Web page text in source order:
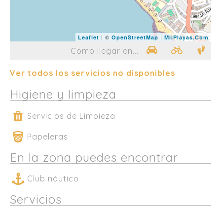
Leaflet | © OpenStreetMap | MilPlayas.Com
Como llegar en...
Ver todos los servicios no disponibles
Higiene y limpieza
Servicios de Limpieza
Papeleras
En la zona puedes encontrar
Club náutico
Servicios